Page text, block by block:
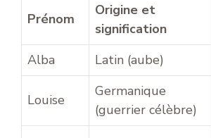
Prénom
Origine et
signification
Alba
Latin (aube)
Louise
Germanique
(guerrier célèbre)